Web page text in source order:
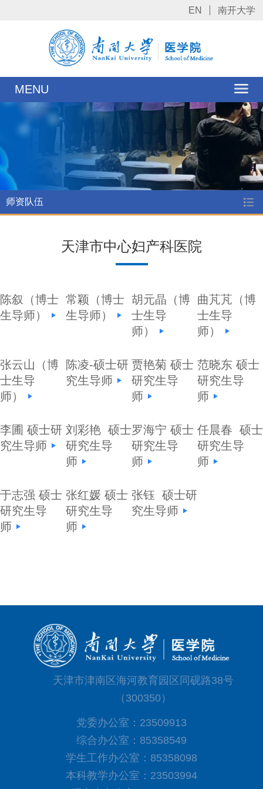
EN 南开大学
MENU
师资队伍
天津市中心妇产科医院
陈叙（博士
生导师）
常颖（博士
生导师）
胡元晶（博
士生导
师）
曲芃芃（博
士生导
师）
张云山（博
士生导
师）
陈凌-硕士研
究生导师
贾艳菊 硕士
研究生导
师
范晓东 硕士
研究生导
师
李圃 硕士研
究生导师
刘彩艳 硕士
研究生导
师
罗海宁 硕士
研究生导
师
任晨春 硕士
研究生导
师
于志强 硕士
研究生导
师
张红媛 硕士
研究生导
师
张钰 硕士研
究生导师
天津市津南区海河教育园区同砚路38号
（300350）
党委办公室：23509913
综合办公室：85358549
学生工作办公室：85358098
本科教学办公室：23503994